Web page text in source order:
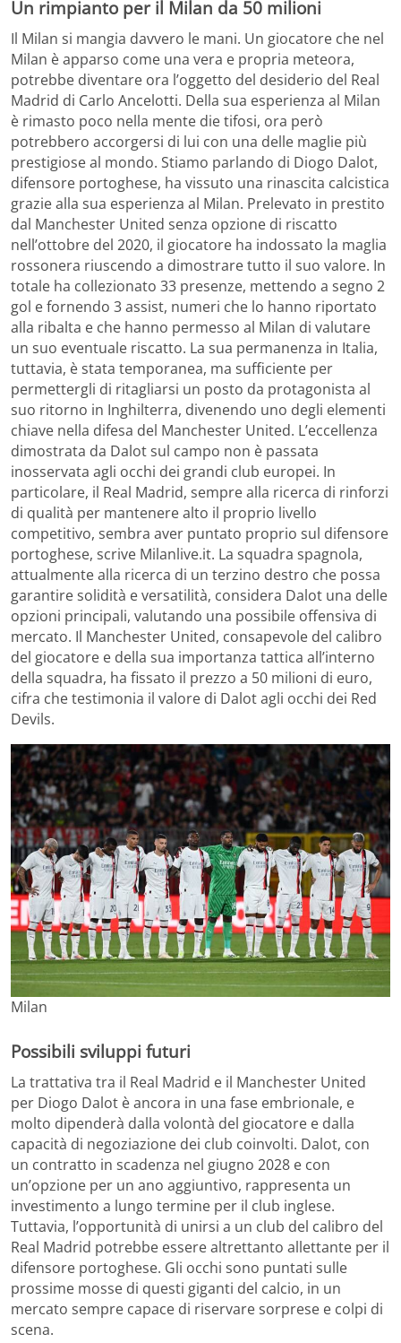
Un rimpianto per il Milan da 50 milioni
Il Milan si mangia davvero le mani. Un giocatore che nel
Milan è apparso come una vera e propria meteora,
potrebbe diventare ora l’oggetto del desiderio del Real
Madrid di Carlo Ancelotti. Della sua esperienza al Milan
è rimasto poco nella mente die tifosi, ora però
potrebbero accorgersi di lui con una delle maglie più
prestigiose al mondo. Stiamo parlando di Diogo Dalot,
difensore portoghese, ha vissuto una rinascita calcistica
grazie alla sua esperienza al Milan. Prelevato in prestito
dal Manchester United senza opzione di riscatto
nell’ottobre del 2020, il giocatore ha indossato la maglia
rossonera riuscendo a dimostrare tutto il suo valore. In
totale ha collezionato 33 presenze, mettendo a segno 2
gol e fornendo 3 assist, numeri che lo hanno riportato
alla ribalta e che hanno permesso al Milan di valutare
un suo eventuale riscatto. La sua permanenza in Italia,
tuttavia, è stata temporanea, ma sufficiente per
permettergli di ritagliarsi un posto da protagonista al
suo ritorno in Inghilterra, divenendo uno degli elementi
chiave nella difesa del Manchester United. L’eccellenza
dimostrata da Dalot sul campo non è passata
inosservata agli occhi dei grandi club europei. In
particolare, il Real Madrid, sempre alla ricerca di rinforzi
di qualità per mantenere alto il proprio livello
competitivo, sembra aver puntato proprio sul difensore
portoghese, scrive Milanlive.it. La squadra spagnola,
attualmente alla ricerca di un terzino destro che possa
garantire solidità e versatilità, considera Dalot una delle
opzioni principali, valutando una possibile offensiva di
mercato. Il Manchester United, consapevole del calibro
del giocatore e della sua importanza tattica all’interno
della squadra, ha fissato il prezzo a 50 milioni di euro,
cifra che testimonia il valore di Dalot agli occhi dei Red
Devils.
Milan
Possibili sviluppi futuri
La trattativa tra il Real Madrid e il Manchester United
per Diogo Dalot è ancora in una fase embrionale, e
molto dipenderà dalla volontà del giocatore e dalla
capacità di negoziazione dei club coinvolti. Dalot, con
un contratto in scadenza nel giugno 2028 e con
un’opzione per un ano aggiuntivo, rappresenta un
investimento a lungo termine per il club inglese.
Tuttavia, l’opportunità di unirsi a un club del calibro del
Real Madrid potrebbe essere altrettanto allettante per il
difensore portoghese. Gli occhi sono puntati sulle
prossime mosse di questi giganti del calcio, in un
mercato sempre capace di riservare sorprese e colpi di
scena.